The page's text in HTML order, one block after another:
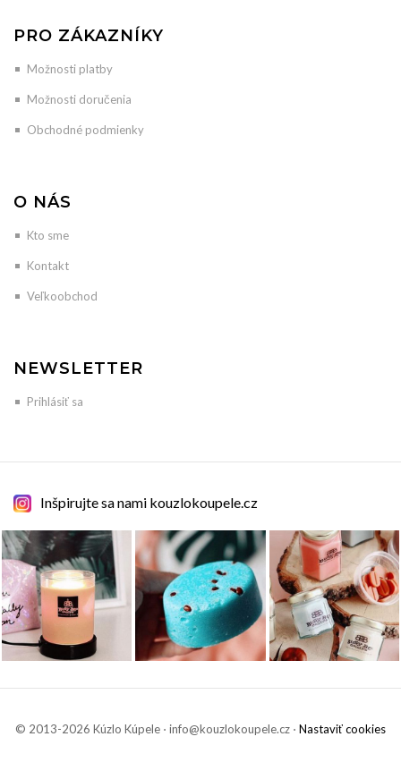
PRO ZÁKAZNÍKY
Možnosti platby
Možnosti doručenia
Obchodné podmienky
O NÁS
Kto sme
Kontakt
Veľkoobchod
NEWSLETTER
Prihlásiť sa
Inšpirujte sa nami kouzlokoupele.cz
© 2013-2026 Kúzlo Kúpele ⋅ info@kouzlokoupele.cz ⋅ Nastaviť cookies